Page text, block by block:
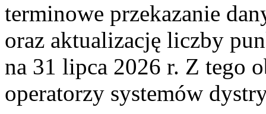
terminowe przekazanie
oraz aktualizację liczby
na 31 lipca 2026 r. Z tego
operatorzy systemów